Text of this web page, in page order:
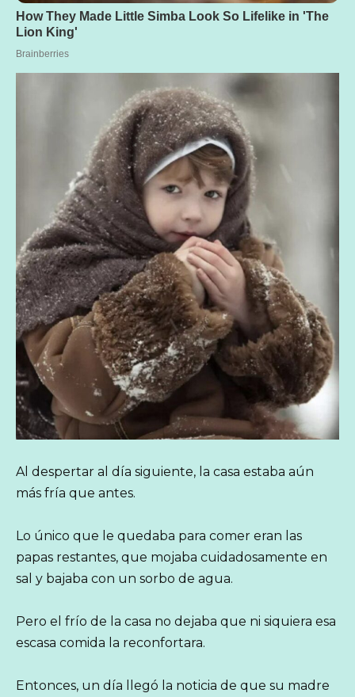
Al despertar al día siguiente, la casa estaba aún
más fría que antes.
Lo único que le quedaba para comer eran las
papas restantes, que mojaba cuidadosamente en
sal y bajaba con un sorbo de agua.
Pero el frío de la casa no dejaba que ni siquiera esa
escasa comida la reconfortara.
Entonces, un día llegó la noticia de que su madre